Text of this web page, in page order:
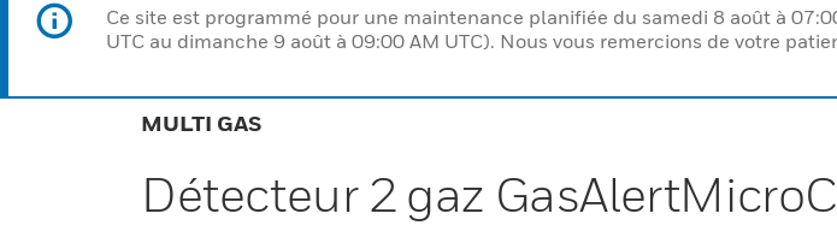
Ce site est programmé pour une maintenance planifiée du samedi 8 août à
UTC au dimanche 9 août à 09:00 AM UTC). Nous vous remercions de votre
MULTI GAS
Détecteur 2 gaz